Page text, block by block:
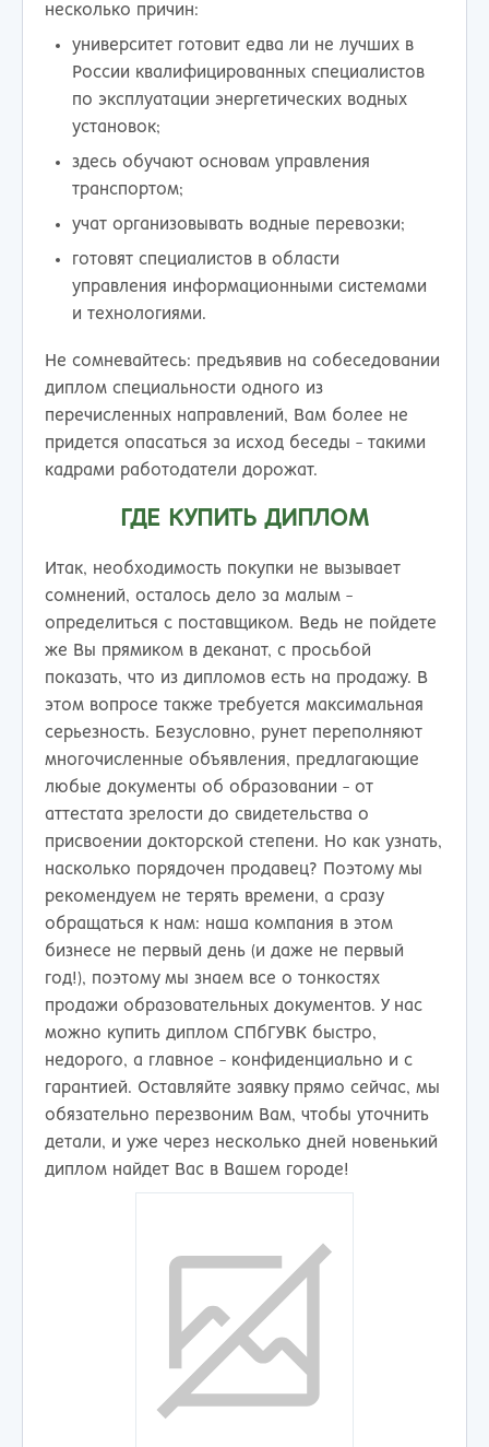
несколько причин:
университет готовит едва ли не лучших в
России квалифицированных специалистов
по эксплуатации энергетических водных
установок;
здесь обучают основам управления
транспортом;
учат организовывать водные перевозки;
готовят специалистов в области
управления информационными системами
и технологиями.
Не сомневайтесь: предъявив на собеседовании
диплом специальности одного из
перечисленных направлений, Вам более не
придется опасаться за исход беседы - такими
кадрами работодатели дорожат.
ГДЕ КУПИТЬ ДИПЛОМ
Итак, необходимость покупки не вызывает
сомнений, осталось дело за малым -
определиться с поставщиком. Ведь не пойдете
же Вы прямиком в деканат, с просьбой
показать, что из дипломов есть на продажу. В
этом вопросе также требуется максимальная
серьезность. Безусловно, рунет переполняют
многочисленные объявления, предлагающие
любые документы об образовании - от
аттестата зрелости до свидетельства о
присвоении докторской степени. Но как узнать,
насколько порядочен продавец? Поэтому мы
рекомендуем не терять времени, а сразу
обращаться к нам: наша компания в этом
бизнесе не первый день (и даже не первый
год!), поэтому мы знаем все о тонкостях
продажи образовательных документов. У нас
можно купить диплом СПбГУВК быстро,
недорого, а главное - конфиденциально и с
гарантией. Оставляйте заявку прямо сейчас, мы
обязательно перезвоним Вам, чтобы уточнить
детали, и уже через несколько дней новенький
диплом найдет Вас в Вашем городе!